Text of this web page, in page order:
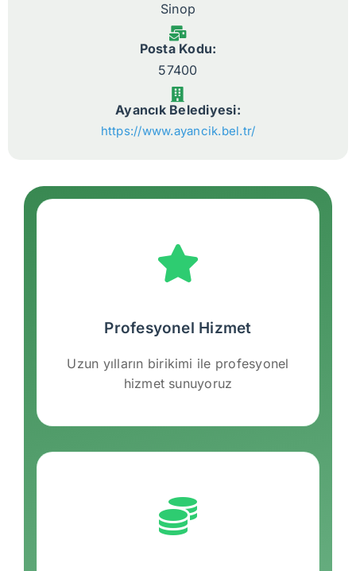
Sinop
Posta Kodu:
57400
Ayancık Belediyesi:
https://www.ayancik.bel.tr/
Profesyonel Hizmet
Uzun yılların birikimi ile profesyonel
hizmet sunuyoruz